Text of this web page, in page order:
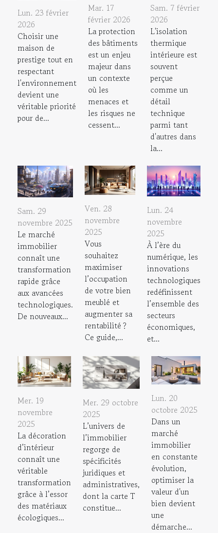
Lun. 23 février
2026
Choisir une
maison de
prestige tout en
respectant
l'environnement
devient une
véritable priorité
pour de...
Mar. 17
février 2026
La protection
des bâtiments
est un enjeu
majeur dans
un contexte
où les
menaces et
les risques ne
cessent...
Sam. 7 février
2026
L'isolation
thermique
intérieure est
souvent
perçue
comme un
détail
technique
parmi tant
d'autres dans
la...
Sam. 29
novembre 2025
Le marché
immobilier
connaît une
transformation
rapide grâce
aux avancées
technologiques.
De nouveaux...
Ven. 28
novembre
2025
Vous
souhaitez
maximiser
l’occupation
de votre bien
meublé et
augmenter sa
rentabilité ?
Ce guide,...
Lun. 24
novembre
2025
À l’ère du
numérique, les
innovations
technologiques
redéfinissent
l’ensemble des
secteurs
économiques,
et...
Mer. 19
novembre
2025
La décoration
d’intérieur
connaît une
véritable
transformation
grâce à l’essor
des matériaux
écologiques...
Mer. 29 octobre
2025
L’univers de
l’immobilier
regorge de
spécificités
juridiques et
administratives,
dont la carte T
constitue...
Lun. 20
octobre 2025
Dans un
marché
immobilier
en constante
évolution,
optimiser la
valeur d'un
bien devient
une
démarche...